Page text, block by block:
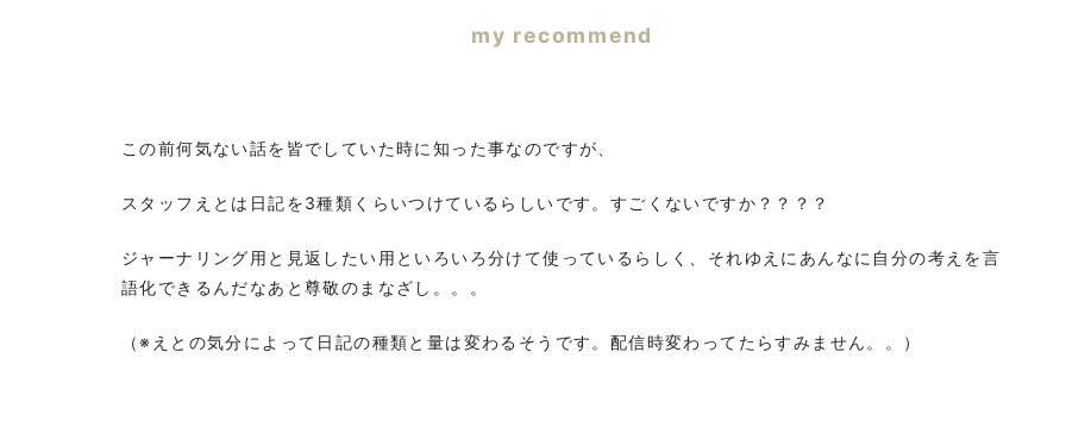
my recommend
この前何気ない話を皆でしていた時に知った事なのですが、
スタッフえとは日記を3種類くらいつけているらしいです。すごくないですか？？？？
ジャーナリング用と見返したい用といろいろ分けて使っているらしく、それゆえにあんなに自分の考えを言
語化できるんだなあと尊敬のまなざし。。。
（※えとの気分によって日記の種類と量は変わるそうです。配信時変わってたらすみません。。）